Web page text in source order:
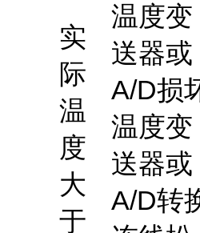
实
际
温
度
大
于
温度变
送器或
A/D损
温度变
送器或
A/D转